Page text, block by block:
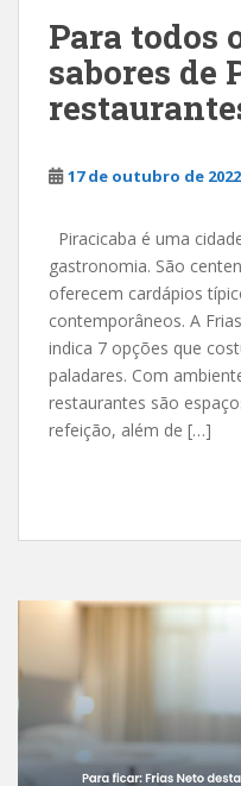
Para todos
sabores de
17 de outubro de 2022
Piracicaba é uma
gastronomia. São
oferecem cardápios
contemporâneos. A
indica 7 opções que
paladares. Com
restaurantes são
refeição, além de […]